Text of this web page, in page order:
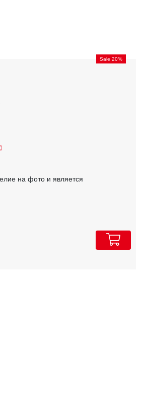
Sale 20%
на фото и является